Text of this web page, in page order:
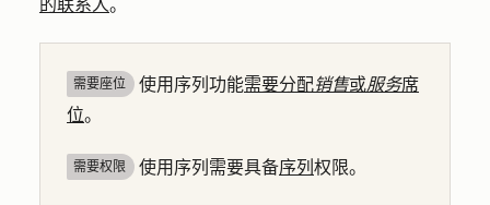
的联系人。
需要座位 使用序列功能需要分配销售或服务席
位。
需要权限 使用序列需要具备序列 权限。